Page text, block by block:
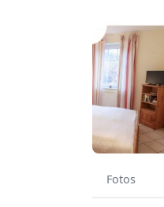
Fotos